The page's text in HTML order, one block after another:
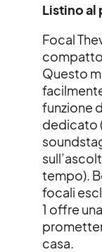
Listino al
Focal
compatto
Questo
funzione
dedicato
tempo).
focali
1 offre
casa.